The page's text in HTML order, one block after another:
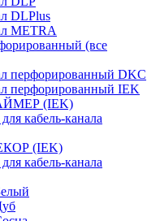
DLPlus
METRA
(все
перфорированный DKC
перфорированный IEK
(IEK)
кабель-канала
(IEK)
кабель-канала